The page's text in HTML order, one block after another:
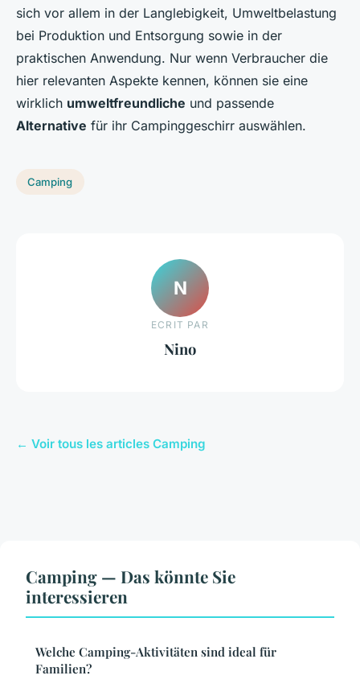
sich vor allem in der Langlebigkeit, Umweltbelastung
bei Produktion und Entsorgung sowie in der
praktischen Anwendung. Nur wenn Verbraucher die
hier relevanten Aspekte kennen, können sie eine
wirklich umweltfreundliche und passende
Alternative für ihr Campinggeschirr auswählen.
Camping
N
ECRIT PAR
Nino
← Voir tous les articles Camping
Camping — Das könnte Sie
interessieren
Welche Camping-Aktivitäten sind ideal für
Familien?